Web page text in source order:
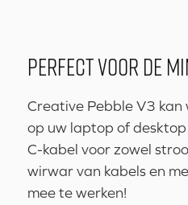
PERFECT VOOR DE
Creative Pebble V3
op uw laptop of desktop
C-kabel voor zowel
wirwar van kabels en
mee te werken!